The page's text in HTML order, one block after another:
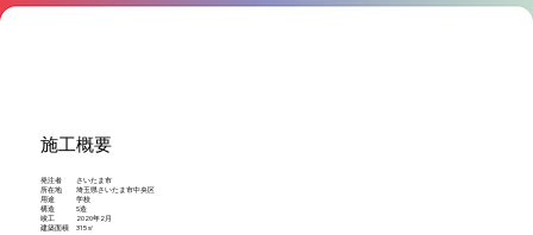
施工概要
発注者 さいたま市
所在地 埼玉県さいたま市中央区
用途 学校
構造 S造
竣工 2020年2月
建築面積 315㎡